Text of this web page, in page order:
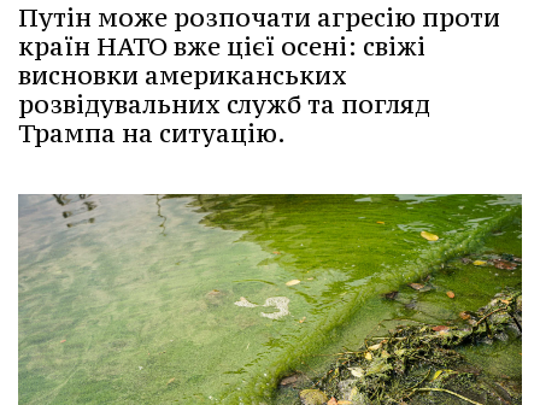
Путін може розпочати агресію проти
країн НАТО вже цієї осені: свіжі
висновки американських
розвідувальних служб та погляд
Трампа на ситуацію.